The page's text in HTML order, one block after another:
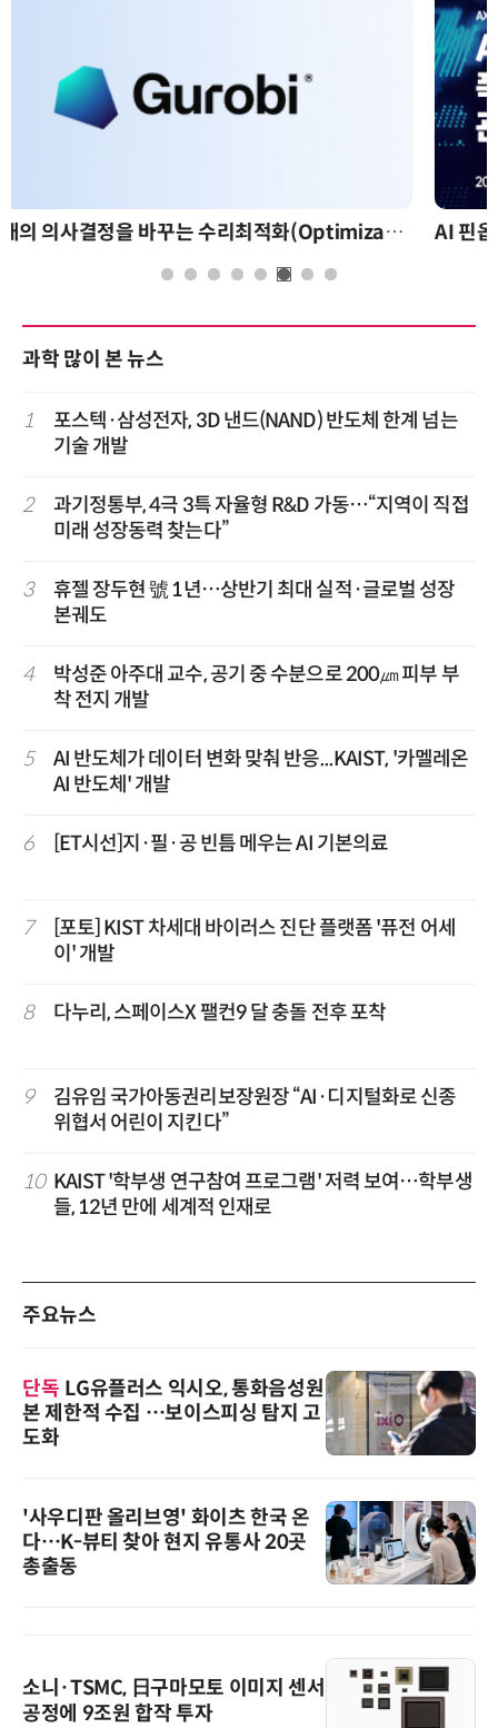
AI 핀옵스 실전 세미나: 폭증하는 AI 토큰 비용 관리 전략
과학 많이 본 뉴스
1
포스텍·삼성전자, 3D 낸드(NAND) 반도체 한계 넘는
기술 개발
2
과기정통부, 4극 3특 자율형 R&D 가동…“지역이 직접
미래 성장동력 찾는다”
3
휴젤 장두현 號 1년…상반기 최대 실적·글로벌 성장
본궤도
4
박성준 아주대 교수, 공기 중 수분으로 200㎛ 피부 부
착 전지 개발
5
AI 반도체가 데이터 변화 맞춰 반응...KAIST, '카멜레온
AI 반도체' 개발
6 [ET시선]지·필·공 빈틈 메우는 AI 기본의료
7
[포토] KIST 차세대 바이러스 진단 플랫폼 '퓨전 어세
이' 개발
8 다누리, 스페이스X 팰컨9 달 충돌 전후 포착
9
김유임 국가아동권리보장원장 “AI·디지털화로 신종
위협서 어린이 지킨다”
10 KAIST '학부생 연구참여 프로그램' 저력 보여…학부생
들, 12년 만에 세계적 인재로
주요뉴스
단독 LG유플러스 익시오, 통화음성원
본 제한적 수집 …보이스피싱 탐지 고
도화
'사우디판 올리브영' 화이츠 한국 온
다…K-뷰티 찾아 현지 유통사 20곳
총출동
소니·TSMC, 日구마모토 이미지 센서
공정에 9조원 합작 투자